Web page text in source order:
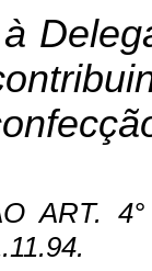
ART.